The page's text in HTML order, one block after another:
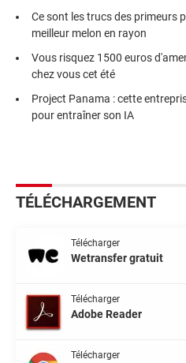
Ce sont les trucs des primeurs
meilleur melon en rayon
Vous risquez 1500 euros
chez vous cet été
Project Panama : cette
pour entraîner son IA
TÉLÉCHARGEMENT
Télécharger
Wetransfer gratuit
Télécharger
Adobe Reader
Télécharger